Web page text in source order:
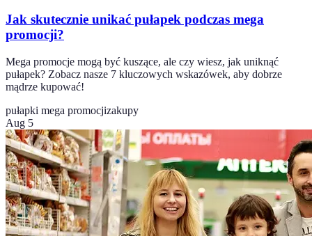
Jak skutecznie unikać pułapek podczas mega
promocji?
Mega promocje mogą być kuszące, ale czy wiesz, jak uniknąć
pułapek? Zobacz nasze 7 kluczowych wskazówek, aby dobrze
mądrze kupować!
pułapki mega promocjizakupy
Aug 5